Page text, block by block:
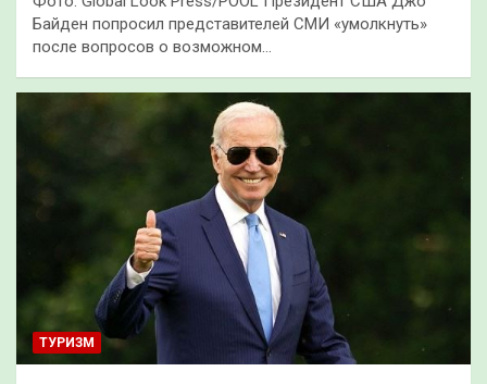
Байден попросил представителей СМИ «умолкнуть»
после вопросов о возможном…
ТУРИЗМ